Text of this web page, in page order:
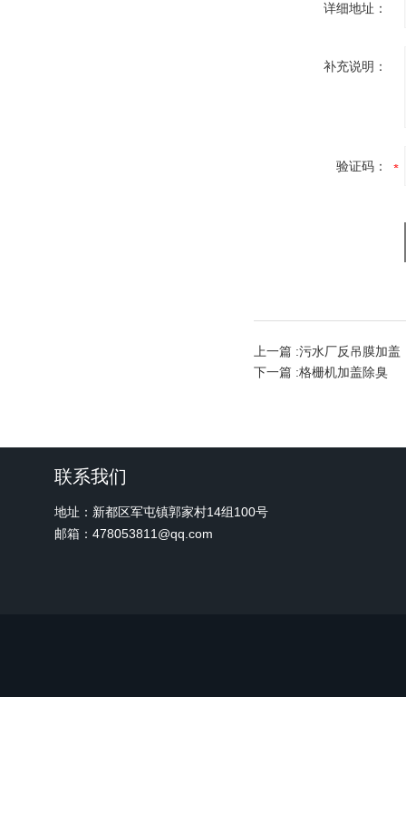
详细地址：
补充说明：
验证码：
上一篇 :污水厂反吊膜加盖
下一篇 :格栅机加盖除臭
联系我们
地址：新都区军屯镇郭家村14组100号
邮箱：478053811@qq.com